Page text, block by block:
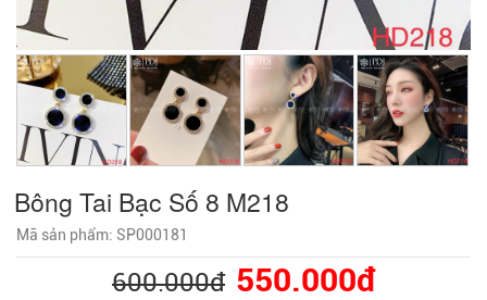
Bông Tai Bạc Số 8 M218
Mã sản phẩm: SP000181
600.000đ 550.000đ